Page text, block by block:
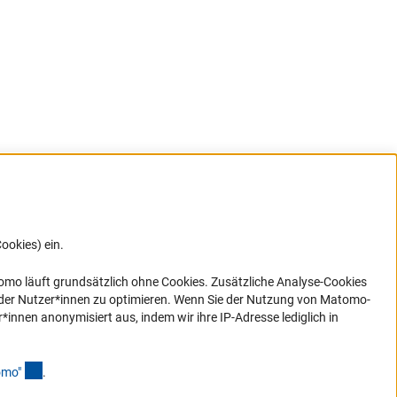
ein.
Link)
läuft grundsätzlich ohne Cookies. Zusätzliche Analyse-Cookies
Nutzer*innen zu optimieren. Wenn Sie der Nutzung von Matomo-
anonymisiert aus, indem wir ihre IP-Adresse lediglich in
" .